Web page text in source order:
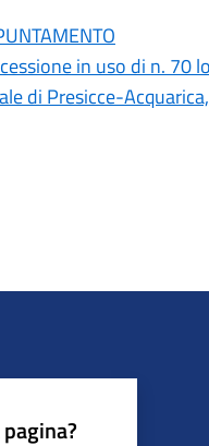
in uso di n.
di Presicce-